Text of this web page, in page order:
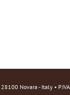
Novara - Italy •